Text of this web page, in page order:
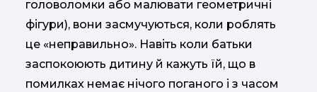
головоломки або малювати геометричні
фігури), вони засмучуються, коли роблять
це «неправильно». Навіть коли батьки
заспокоюють дитину й кажуть їй, що в
помилках немає нічого поганого і з часом